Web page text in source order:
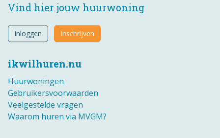
ikwilhuren.nu
Huurwoningen
Gebruikersvoorwaarden
Veelgestelde vragen
Waarom huren via MVGM?
Vind hier jouw huurwoning
Inloggen Inschrijven